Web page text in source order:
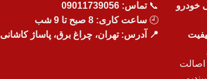
خودرو
اصالت
📞تماس: 09011739056
🕘 ساعت کاری: 8 صبح تا 9 شب
📍 آدرس: تهران، چراغ برق، پاساژ کاشانی